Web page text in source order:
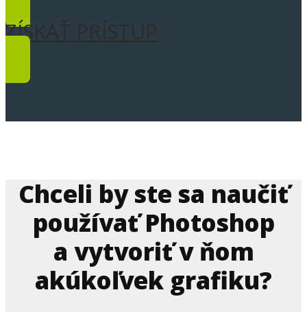
ZÍSKAŤ PRÍSTUP
Chceli by ste sa naučiť
používať Photoshop
a vytvoriť v ňom
akúkoľvek grafiku?